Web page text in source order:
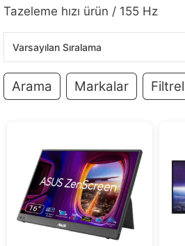
Tazeleme hızı ürün / 155 Hz
Arama Markalar